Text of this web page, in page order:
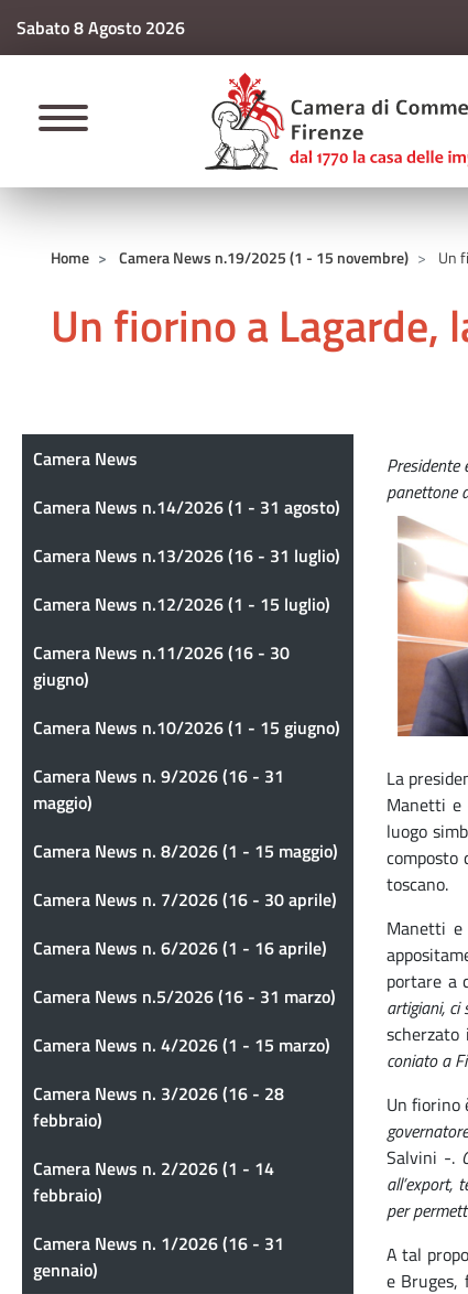
Sabato 8 Agosto 2026
CAMERE DI
Home Camera News n.19/2025 (1 - 15 novembre) Un
Un fiorino a Lagarde,
Presidente
panettone
La
Manetti e
luogo
composto
toscano.
Manetti
portare a
artigiani, ci
coniato a
Un fiorino
Salvini -.
all’export,
per
A tal
e Bruges,
Camera News
Camera News
Camera News n.14/2026 (1 - 31 agosto)
Camera News n.13/2026 (16 - 31 luglio)
Camera News n.12/2026 (1 - 15 luglio)
Camera News n.11/2026 (16 - 30
giugno)
Camera News n.10/2026 (1 - 15 giugno)
Camera News n. 9/2026 (16 - 31
maggio)
Camera News n. 8/2026 (1 - 15 maggio)
Camera News n. 7/2026 (16 - 30 aprile)
Camera News n. 6/2026 (1 - 16 aprile)
Camera News n.5/2026 (16 - 31 marzo)
Camera News n. 4/2026 (1 - 15 marzo)
Camera News n. 3/2026 (16 - 28
febbraio)
Camera News n. 2/2026 (1 - 14
febbraio)
Camera News n. 1/2026 (16 - 31
gennaio)